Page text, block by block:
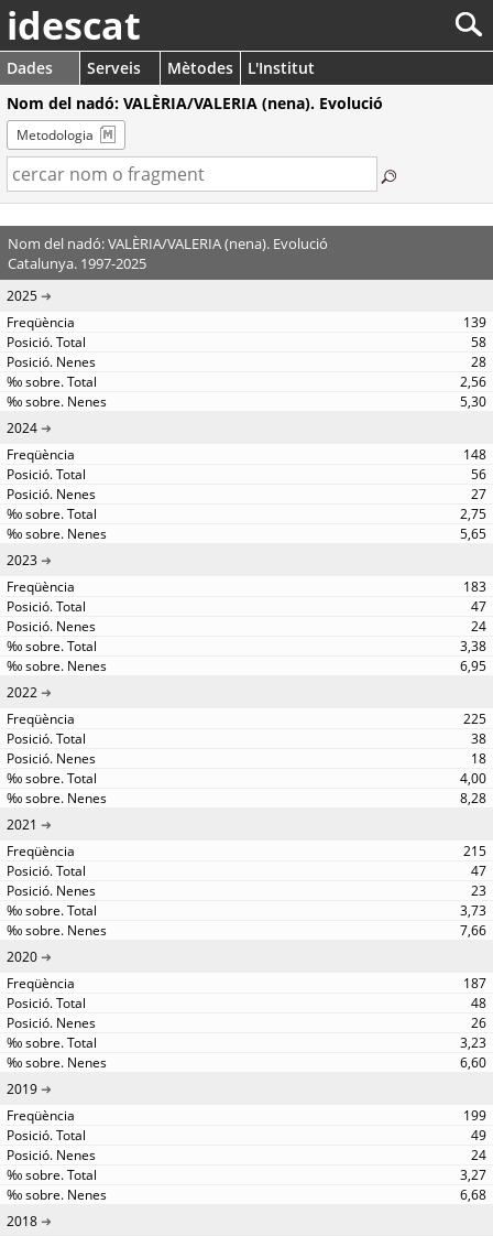
idescat
Dades Serveis Mètodes
L'Institut
Nom del nadó: VALÈRIA/VALERIA (nena). Evolució
Metodologia
Nom del nadó: VALÈRIA/VALERIA (nena). Evolució
Catalunya. 1997-2025
2025
139
58
28
2,56
5,30
2024
148
56
27
2,75
5,65
2023
183
47
24
3,38
6,95
2022
225
38
18
4,00
8,28
2021
215
47
23
3,73
7,66
2020
187
48
26
3,23
6,60
2019
199
49
24
3,27
6,68
2018